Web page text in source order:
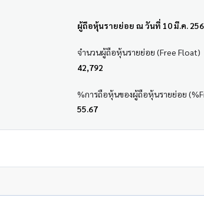
ผู้ถือหุ้นรายย่อย ณ วันที่ 10 มี.ค.
จำนวนผู้ถือหุ้นรายย่อย (Free Float)
42,792
%การถือหุ้นของผู้ถือหุ้นรายย่อย
55.67